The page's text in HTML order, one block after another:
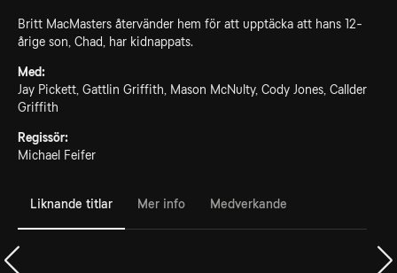
Britt MacMasters återvänder hem för att upptäcka att hans 12-
årige son, Chad, har kidnappats.
Med:
Jay Pickett, Gattlin Griffith, Mason McNulty, Cody Jones, Callder
Griffith
Regissör:
Michael Feifer
Liknande titlar Mer info Medverkande